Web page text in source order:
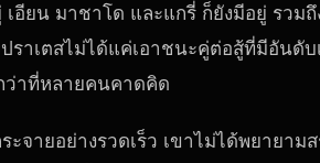
เอียน มาชาโด และแกรี่ ก็ยังมีอยู่ รว
ราเตสไม่ได้แค่เอาชนะคู่ต่อสู้ที่มีอัน
ว่าที่หลายคนคาดคิด
จายอย่างรวดเร็ว เขาไม่ได้พยายา